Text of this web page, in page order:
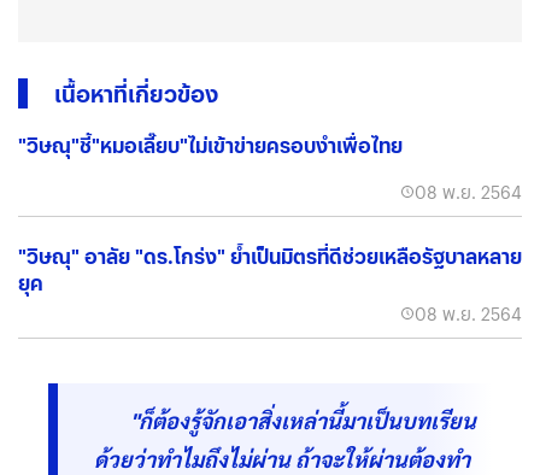
เนื้อหาที่เกี่ยวข้อง
"วิษณุ"ชี้"หมอเลี๊ยบ"ไม่เข้าข่ายครอบงำเพื่อไทย
08 พ.ย. 2564
"วิษณุ" อาลัย "ดร.โกร่ง" ย้ำเป็นมิตรที่ดีช่วยเหลือรัฐบาลหลาย
ยุค
08 พ.ย. 2564
"ก็ต้องรู้จักเอาสิ่งเหล่านี้มาเป็นบทเรียน
ด้วยว่าทำไมถึงไม่ผ่าน ถ้าจะให้ผ่านต้องทำ